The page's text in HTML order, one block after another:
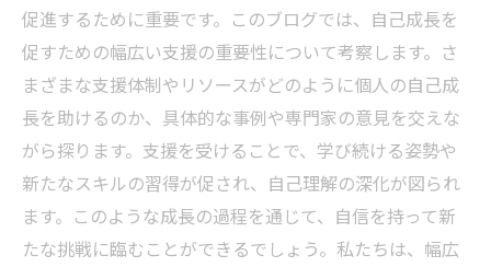
促進するために重要です。このブログでは、自己成長を
促すための幅広い支援の重要性について考察します。さ
まざまな支援体制やリソースがどのように個人の自己成
長を助けるのか、具体的な事例や専門家の意見を交えな
がら探ります。支援を受けることで、学び続ける姿勢や
新たなスキルの習得が促され、自己理解の深化が図られ
ます。このような成長の過程を通じて、自信を持って新
たな挑戦に臨むことができるでしょう。私たちは、幅広